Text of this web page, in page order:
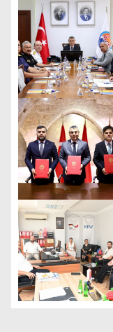
e
z
i
n
m
e
s
i